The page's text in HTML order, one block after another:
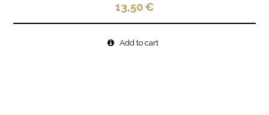
13,50€
Add to cart